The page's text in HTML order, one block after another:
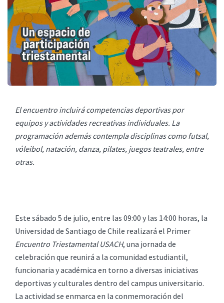
El encuentro incluirá competencias deportivas por
equipos y actividades recreativas individuales. La
programación además contempla disciplinas como futsal,
vóleibol, natación, danza, pilates, juegos teatrales, entre
otras.
Este sábado 5 de julio, entre las 09:00 y las 14:00 horas, la
Universidad de Santiago de Chile realizará el Primer
Encuentro Triestamental USACH, una jornada de
celebración que reunirá a la comunidad estudiantil,
funcionaria y académica en torno a diversas iniciativas
deportivas y culturales dentro del campus universitario.
La actividad se enmarca en la conmemoración del